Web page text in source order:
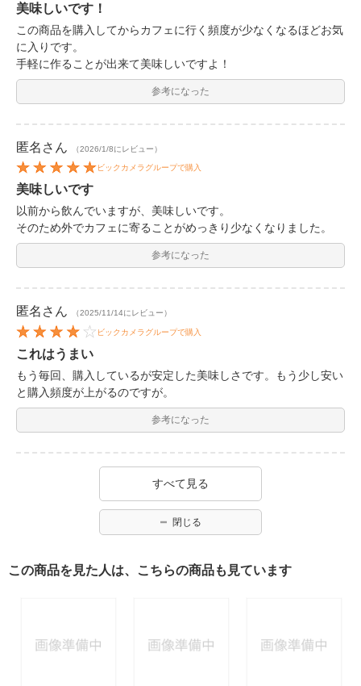
美味しいです！
この商品を購入してからカフェに行く頻度が少なくなるほどお気
に入りです。
手軽に作ることが出来て美味しいですよ！
参考になった
匿名 さん （2026/1/8にレビュー）
ビックカメラグループで購入
美味しいです
以前から飲んでいますが、美味しいです。
そのため外でカフェに寄ることがめっきり少なくなりました。
参考になった
匿名 さん （2025/11/14にレビュー）
ビックカメラグループで購入
これはうまい
もう毎回、購入しているが安定した美味しさです。もう少し安い
と購入頻度が上がるのですが。
参考になった
すべて見る
閉じる
この商品を見た人は、こちらの商品も見ています